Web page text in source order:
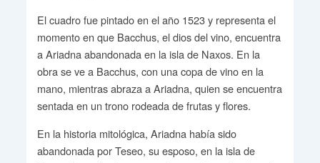
El cuadro fue pintado en el año 1523 y representa el
momento en que Bacchus, el dios del vino, encuentra
a Ariadna abandonada en la isla de Naxos. En la
obra se ve a Bacchus, con una copa de vino en la
mano, mientras abraza a Ariadna, quien se encuentra
sentada en un trono rodeada de frutas y flores.
En la historia mitológica, Ariadna había sido
abandonada por Teseo, su esposo, en la isla de